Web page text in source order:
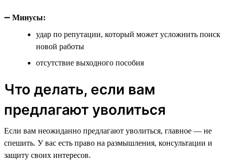
➖ Минусы:
удар по репутации, который может усложнить поиск
новой работы
отсутствие выходного пособия
Что делать, если вам
предлагают уволиться
Если вам неожиданно предлагают уволиться, главное — не
спешить. У вас есть право на размышления, консультации и
защиту своих интересов.